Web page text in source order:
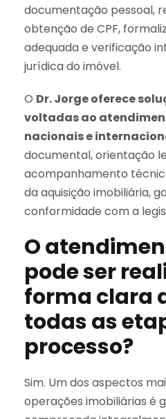
documentação pessoal,
obtenção de CPF,
adequada e verificação
jurídica do imóvel.
O Dr. Jorge oferece
voltadas ao
nacionais e
documental, orientação
acompanhamento
da aquisição imobiliária,
conformidade com a
O
pode ser
forma clara
todas as
processo?
Sim. Um dos aspectos
operações imobiliárias é